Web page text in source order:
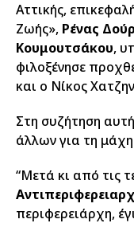
Αττικής,
Ζωής», Ρένας
Κουμουτσάκου,
φιλοξένησε
και ο Νίκος
Στη συζήτηση
άλλων για τη μάχη
“Μετά κι από τις
περιφερειάρχη,